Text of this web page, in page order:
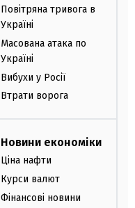
Повітряна тривога в
Україні
Масована атака по
Україні
Вибухи у Росії
Втрати ворога
Новини економіки
Ціна нафти
Курси валют
Фінансові новини